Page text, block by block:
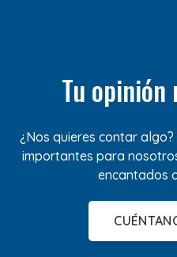
Tu
¿Nos quieres contar
importantes para
encantados